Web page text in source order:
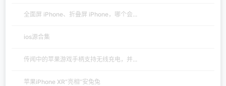
全面屏 iPhone、折叠屏 iPhone，哪个会...
ios源合集
传闻中的苹果游戏手柄支持无线充电，并...
苹果iPhone XR“亮相”安兔兔